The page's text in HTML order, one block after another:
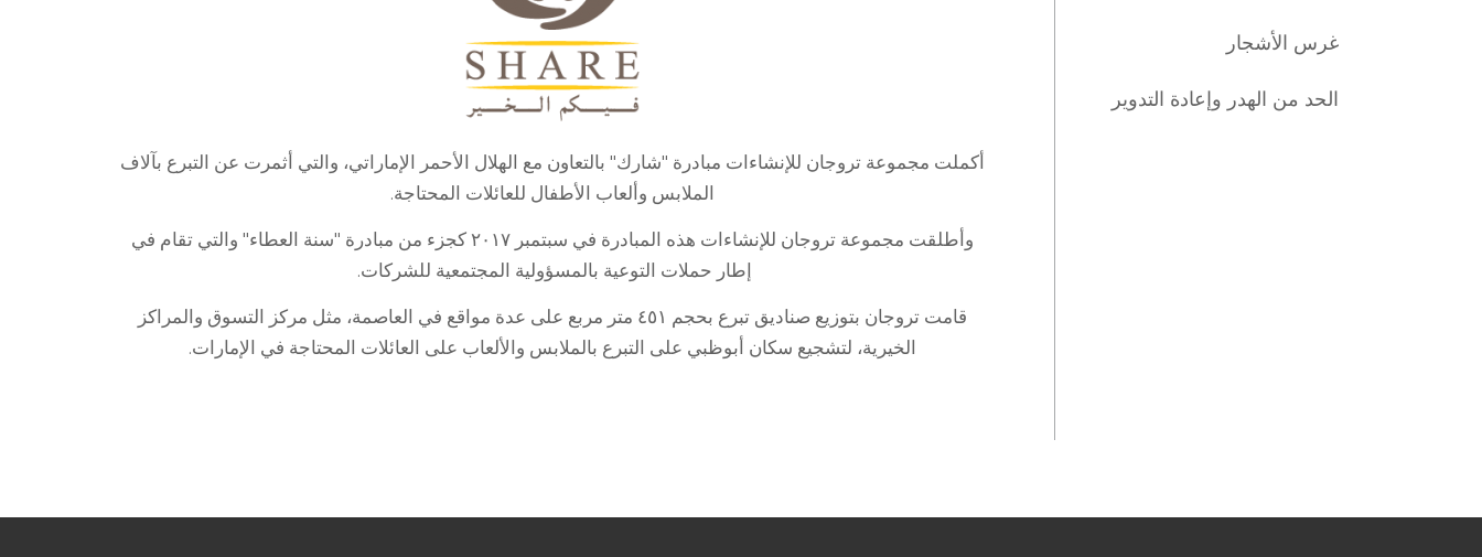
غرس الأشجار
الحد من الهدر وإعادة التدوير
أكملت مجموعة تروجان للإنشاءات مبادرة "شارك" بالتعاون مع الهلال الأحمر الإماراتي، والتي أثمرت عن التبرع بآلاف
الملابس وألعاب الأطفال للعائلات المحتاجة.
وأطلقت مجموعة تروجان للإنشاءات هذه المبادرة في سبتمبر ٢٠١٧ كجزء من مبادرة "سنة العطاء" والتي تقام في
إطار حملات التوعية بالمسؤولية المجتمعية للشركات.
قامت تروجان بتوزيع صناديق تبرع بحجم ٤٥١ متر مربع على عدة مواقع في العاصمة، مثل مركز التسوق والمراكز
الخيرية، لتشجيع سكان أبوظبي على التبرع بالملابس والألعاب على العائلات المحتاجة في الإمارات.